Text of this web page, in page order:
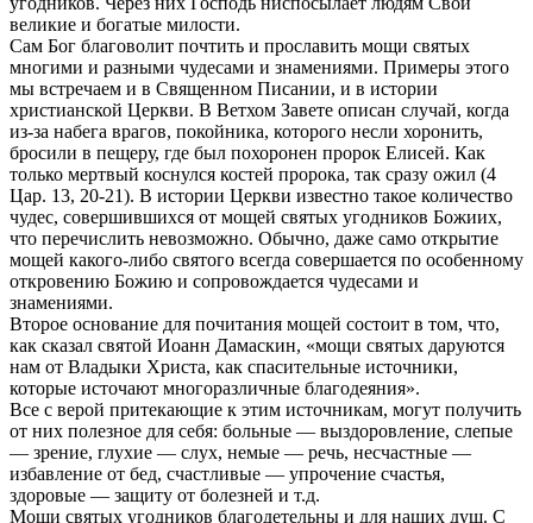
великие и богатые милости.
Сам Бог благоволит почтить и прославить мощи святых
многими и разными чудесами и знамениями. Примеры этого
мы встречаем и в Священном Писании, и в истории
христианской Церкви. В Ветхом Завете описан случай, когда
из-за набега врагов, покойника, которого несли хоронить,
бросили в пещеру, где был похоронен пророк Елисей. Как
только мертвый коснулся костей пророка, так сразу ожил (4
Цар. 13, 20-21). В истории Церкви известно такое количество
чудес, совершившихся от мощей святых угодников Божиих,
что перечислить невозможно. Обычно, даже само открытие
мощей какого-либо святого всегда совершается по особенному
откровению Божию и сопровождается чудесами и
знамениями.
Второе основание для почитания мощей состоит в том, что,
как сказал святой Иоанн Дамаскин, «мощи святых даруются
нам от Владыки Христа, как спасительные источники,
которые источают многоразличные благодеяния».
Все с верой притекающие к этим источникам, могут получить
от них полезное для себя: больные — выздоровление, слепые
— зрение, глухие — слух, немые — речь, несчастные —
избавление от бед, счастливые — упрочение счастья,
здоровые — защиту от болезней и т.д.
Мощи святых угодников благодетельны и для наших душ. С